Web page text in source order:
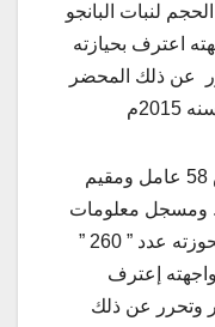
لنبات البانجو
اعترف بحيازته
عن ذلك المحضر
11- تم ضبط / عبد الفتاح م ع – س 58 عامل ومقيم
.. ومسجل معلومات
جنائية تحت رقم 855/4 متنوع .. وبحوزته عدد ” 260 ”
إعترف
وتحرر عن ذلك